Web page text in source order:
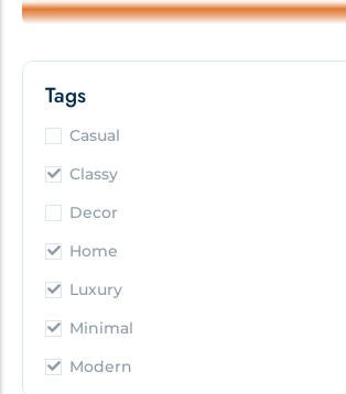
Tags
Casual
Classy
Decor
Home
Luxury
Minimal
Modern